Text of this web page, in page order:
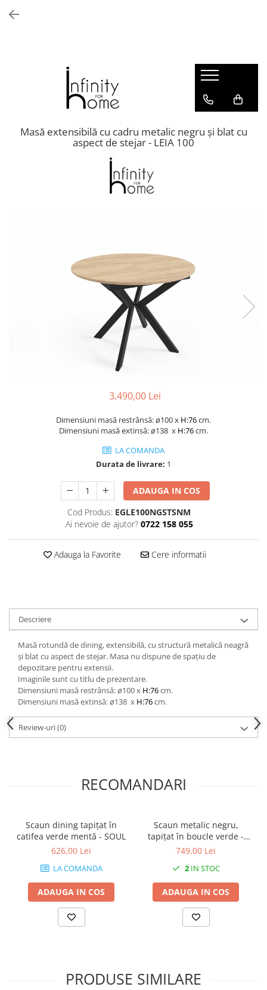
Biblioteci și rafturi
Masute auxiliare
Comode living
Console dormitor
Scaune de bar / insula
Scaune exterior
Suport Umbrele
Decoratiuni interioare
Rame foto
Ghivece si jardiniere
Textile pentru casa
Corpuri de iluminat
Home Office
Designers' Choice
Masă extensibilă cu cadru metalic negru și blat cu
aspect de stejar - LEIA 100
3.490,00 Lei
Dimensiuni masă restrânsă: ø100 x H:76cm.
Dimensiuni masă extinsă: ø138 x H:76cm.
LA COMANDA
Durata de livrare: 1
ADAUGA IN COS
Cod Produs: EGLE100NGSTSNM
Ai nevoie de ajutor? 0722 158 055
Adauga la Favorite Cere informatii
Descriere
Masă rotundă de dining, extensibilă, cu structură metalică neagră
și blat cu aspect de stejar. Masa nu dispune de spațiu de
depozitare pentru extensii.
Imaginile sunt cu titlu de prezentare.
Dimensiuni masă restrânsă: ø100 x H:76cm.
Dimensiuni masă extinsă: ø138 x H:76cm.
Review-uri(0)
RECOMANDARI
Scaun dining tapițat în
catifea verde mentă - SOUL
626,00 Lei
LA COMANDA
ADAUGA IN COS
Scaun metalic negru,
tapițat în boucle verde -
SOUL
749,00 Lei
2IN STOC
ADAUGA IN COS
PRODUSE SIMILARE